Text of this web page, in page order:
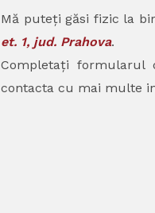
Mă puteți găsi fizic la
et. 1, jud. Prahova.
Completați
contacta cu mai multe